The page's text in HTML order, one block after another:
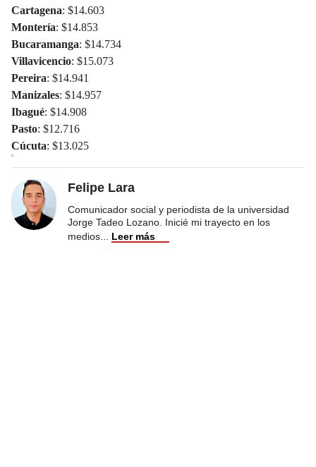
Cartagena: $14.603
Montería: $14.853
Bucaramanga: $14.734
Villavicencio: $15.073
Pereira: $14.941
Manizales: $14.957
Ibagué: $14.908
Pasto: $12.716
Cúcuta: $13.025
Felipe Lara
Comunicador social y periodista de la universidad
Jorge Tadeo Lozano. Inicié mi trayecto en los
medios
Leer más